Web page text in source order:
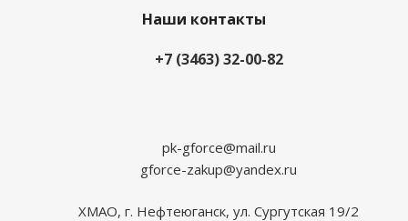
Наши контакты
+7 (3463) 32-00-82
pk-gforce@mail.ru
gforce-zakup@yandex.ru
ХМАО, г. Нефтеюганск, ул. Сургутская 19/2